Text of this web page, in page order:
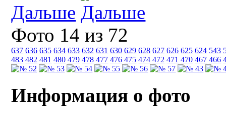
Дальше
Фото 14 из 72
637 636 635 634 633 632 631 630 629 628 627 626 625 624 543
483 482 481 480 479 478 477 476 475 474 472 471 470 467 466
Информация о фото